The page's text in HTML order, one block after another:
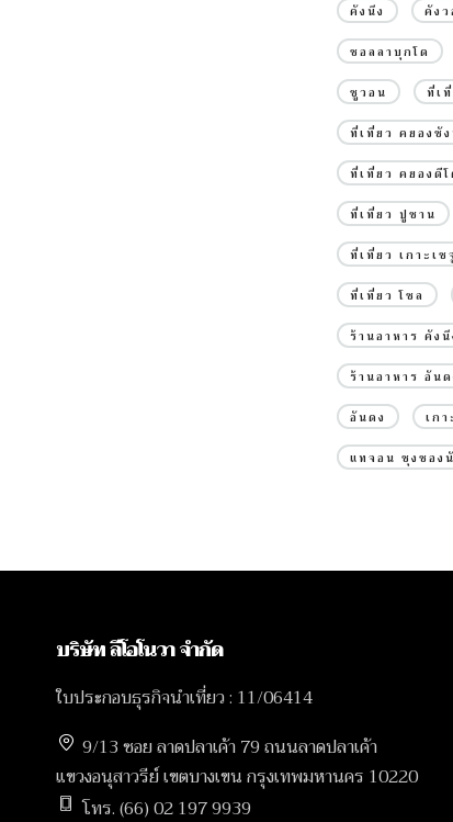
คังนึง คังว
ชอลลาบุกโด
ซูวอน ที่เ
ที่เที่ยว คยองซั
ที่เที่ยว คยองดีโ
ที่เที่ยว ปูซาน
ที่เที่ยว เกาะเช
ที่เที่ยว โซล
ร้านอาหาร คังนึ
ร้านอาหาร อันด
อันดง เกา
แทจอน ชุงชอง
บริษัท ลีโอโนวา จำกัด
ใบประกอบธุรกิจนำเที่ยว : 11/06414
9/13 ซอย ลาดปลาเค้า 79 ถนนลาดปลาเค้า
แขวงอนุสาวรีย์ เขตบางเขน กรุงเทพมหานคร 10220
โทร. (66) 02 197 9939